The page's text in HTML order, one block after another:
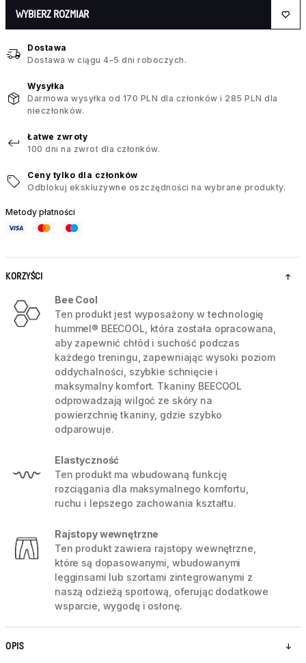
WYBIERZ ROZMIAR
Dostawa
Dostawa w ciągu 4–5 dni roboczych.
Wysyłka
Darmowa wysyłka od 170 PLN dla członków i 285 PLN dla
nieczłonków.
Łatwe zwroty
100 dni na zwrot dla członków.
Ceny tylko dla członków
Odblokuj ekskluzywne oszczędności na wybrane produkty.
Metody płatności
KORZYŚCI
Bee Cool
Ten produkt jest wyposażony w technologię
hummel® BEECOOL, która została opracowana,
aby zapewnić chłód i suchość podczas
każdego treningu, zapewniając wysoki poziom
oddychalności, szybkie schnięcie i
maksymalny komfort. Tkaniny BEECOOL
odprowadzają wilgoć ze skóry na
powierzchnię tkaniny, gdzie szybko
odparowuje.
Elastyczność
Ten produkt ma wbudowaną funkcję
rozciągania dla maksymalnego komfortu,
ruchu i lepszego zachowania kształtu.
Rajstopy wewnętrzne
Ten produkt zawiera rajstopy wewnętrzne,
które są dopasowanymi, wbudowanymi
legginsami lub szortami zintegrowanymi z
naszą odzieżą sportową, oferując dodatkowe
wsparcie, wygodę i osłonę.
OPIS